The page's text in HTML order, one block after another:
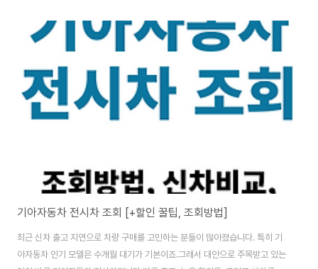
수리비를 줄이고, 불필요한 시간 낭비를 막는 데 큰 도움이 될 겁니다. 정부 대
출금 탕감 제도 2025, 최대 90%까지 줄이는 방법은? - 인폼카정부 대출금
지원 프로그램입니다. 이 글에서는 탕감 대상, 신청 방법, 실제 혜택까지 한눈에
정리해드립니..
기아자동차 전시차 조회 [+할인 꿀팁, 조회방법]
최근 신차 출고 지연으로 차량 구매를 고민하는 분들이 많아졌습니다. 특히 기
아자동차 인기 모델은 수개월 대기가 기본이죠.그래서 대안으로 주목받고 있는